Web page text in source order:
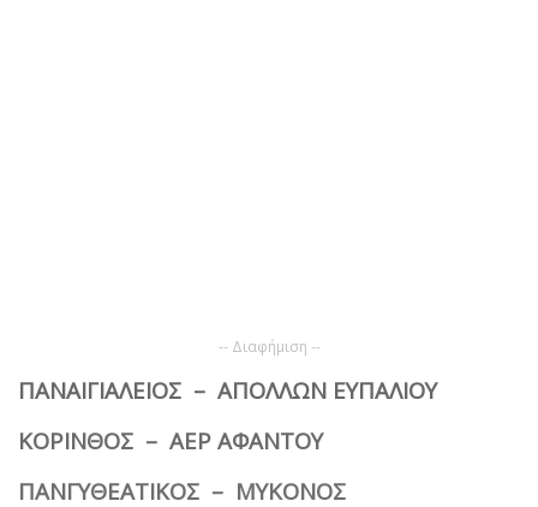
-- Διαφήμιση --
ΠΑΝΑΙΓΙΑΛΕΙΟΣ – ΑΠΟΛΛΩΝ ΕΥΠΑΛΙΟΥ
ΚΟΡΙΝΘΟΣ – ΑΕΡ ΑΦΑΝΤΟΥ
ΠΑΝΓΥΘΕΑΤΙΚΟΣ – ΜΥΚΟΝΟΣ